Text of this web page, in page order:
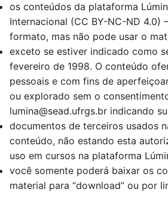
os conteúdos da plataforma
Internacional (CC BY-NC-ND
formato, mas não pode usar o
exceto se estiver indicado como
fevereiro de 1998. O conteúdo
pessoais e com fins de
ou explorado sem o
lumina@sead.ufrgs.br indicando
documentos de terceiros usados
conteúdo, não estando esta
uso em cursos na plataforma
você somente poderá baixar os
material para “download” ou por